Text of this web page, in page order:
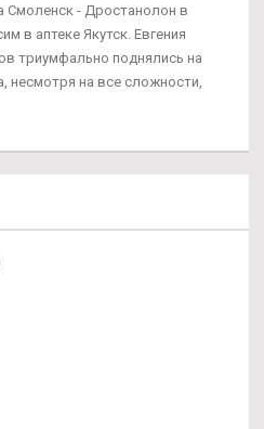
Смоленск - Дростанолон в
в аптеке Якутск. Евгения
триумфально поднялись на
несмотря на все сложности,